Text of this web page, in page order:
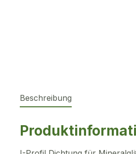
Beschreibung